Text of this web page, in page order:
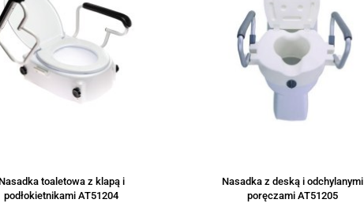
toaletowa z klapą i
podłokietnikami AT51204
Nasadka z deską i odchylanymi
poręczami AT51205